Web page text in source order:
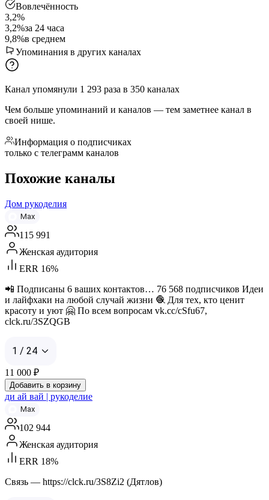
Вовлечённость
3,2%
3,2%за 24 часа
9,8%в среднем
Упоминания в других каналах
Канал упомянули 1 293 раза в 350 каналах
Чем больше упоминаний и каналов — тем заметнее канал в
своей нише.
Информация о подписчиках
только с телеграмм каналов
Похожие каналы
Дом рукоделия
Max
115 991
Женская аудитория
ERR 16%
📲 Подписаны 6 ваших контактов… 76 568 подписчиков Идеи
и лайфхаки на любой случай жизни 🧶 Для тех, кто ценит
красоту и уют 🤗 По всем вопросам vk.cc/cSfu67,
clck.ru/3SZQGB
1 / 24
11 000 ₽
Добавить в корзину
ди ай вай | рукоделие
Max
102 944
Женская аудитория
ERR 18%
Связь — https://clck.ru/3S8Zi2 (Дятлов)